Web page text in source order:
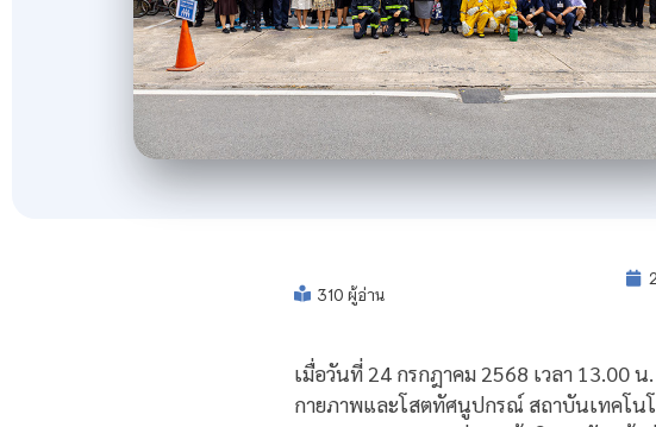
310 ผู้อ่าน
เมื่อวันที่ 24 กรกฎาคม 2568 เวลา 13.00
กายภาพและโสตทัศนูปกรณ์ สถาบันเทคโน